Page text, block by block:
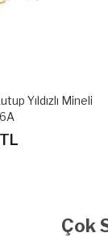
Gözlü Mineli
Çok